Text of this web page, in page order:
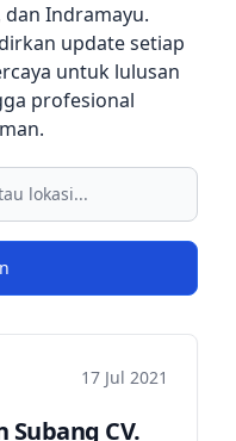
dan Indramayu.
update setiap
untuk lulusan
profesional
17 Jul 2021
CV.